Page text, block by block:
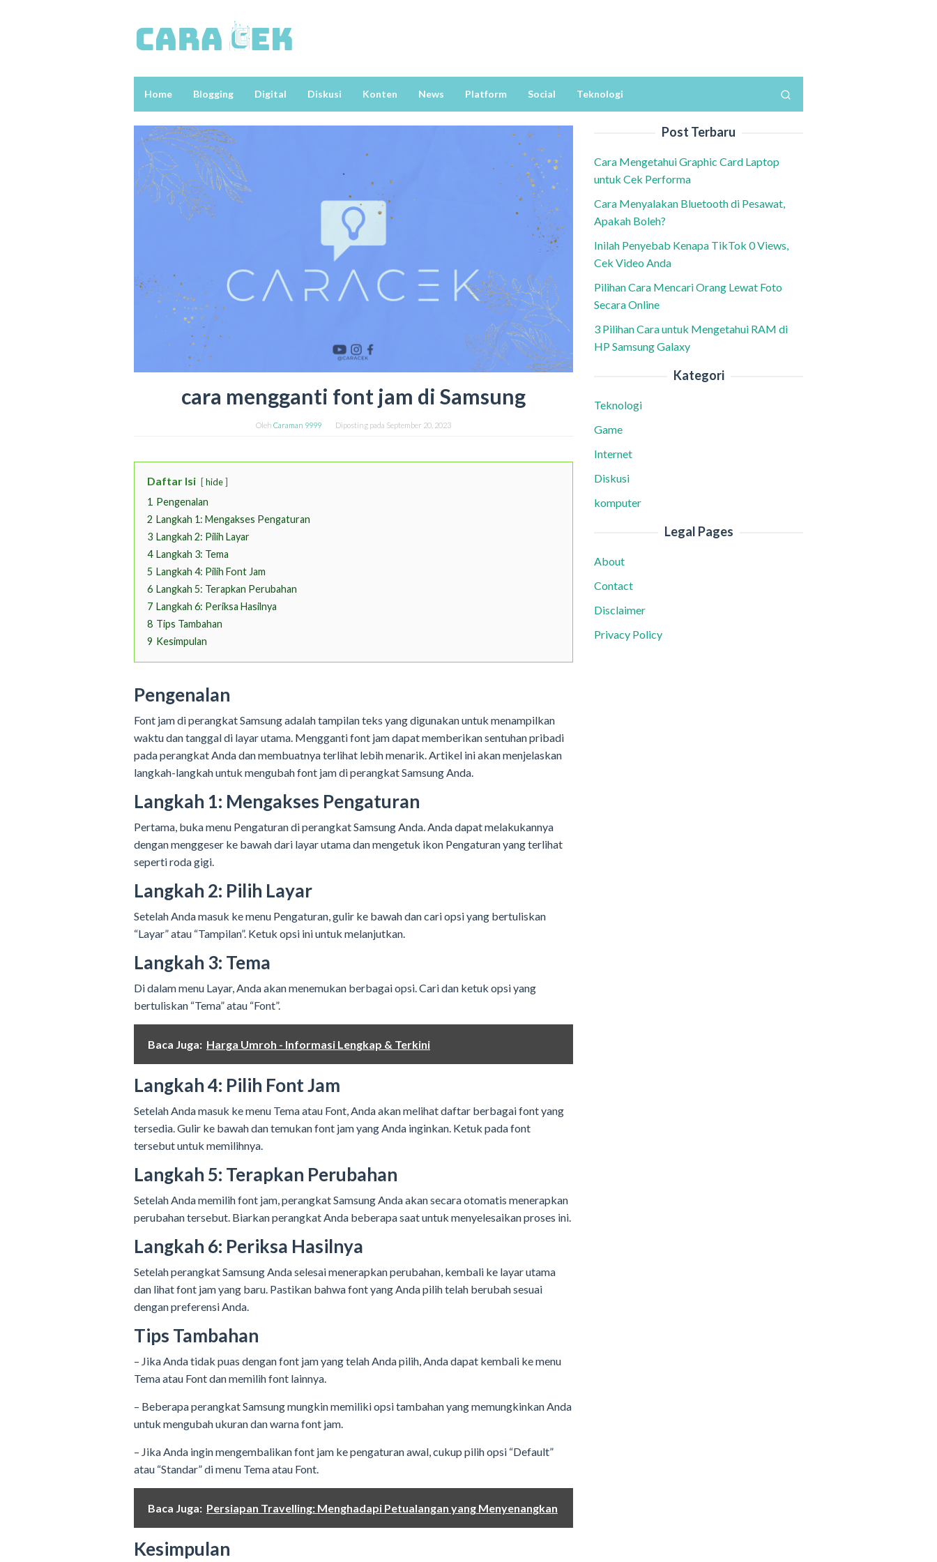
Home Blogging Digital Diskusi Konten News Platform Social Teknologi
cara mengganti font jam di Samsung
Oleh Caraman 9999 Diposting pada September 20, 2023
Daftar Isi hide
1 Pengenalan
2 Langkah 1: Mengakses Pengaturan
3 Langkah 2: Pilih Layar
4 Langkah 3: Tema
5 Langkah 4: Pilih Font Jam
6 Langkah 5: Terapkan Perubahan
7 Langkah 6: Periksa Hasilnya
8 Tips Tambahan
9 Kesimpulan
Pengenalan
Font jam di perangkat Samsung adalah tampilan teks yang digunakan untuk menampilkan
waktu dan tanggal di layar utama. Mengganti font jam dapat memberikan sentuhan pribadi
pada perangkat Anda dan membuatnya terlihat lebih menarik. Artikel ini akan menjelaskan
langkah-langkah untuk mengubah font jam di perangkat Samsung Anda.
Langkah 1: Mengakses Pengaturan
Pertama, buka menu Pengaturan di perangkat Samsung Anda. Anda dapat melakukannya
dengan menggeser ke bawah dari layar utama dan mengetuk ikon Pengaturan yang terlihat
seperti roda gigi.
Langkah 2: Pilih Layar
Setelah Anda masuk ke menu Pengaturan, gulir ke bawah dan cari opsi yang bertuliskan
“Layar” atau “Tampilan”. Ketuk opsi ini untuk melanjutkan.
Langkah 3: Tema
Di dalam menu Layar, Anda akan menemukan berbagai opsi. Cari dan ketuk opsi yang
bertuliskan “Tema” atau “Font”.
Baca Juga: Harga Umroh - Informasi Lengkap & Terkini
Langkah 4: Pilih Font Jam
Setelah Anda masuk ke menu Tema atau Font, Anda akan melihat daftar berbagai font yang
tersedia. Gulir ke bawah dan temukan font jam yang Anda inginkan. Ketuk pada font
tersebut untuk memilihnya.
Langkah 5: Terapkan Perubahan
Setelah Anda memilih font jam, perangkat Samsung Anda akan secara otomatis menerapkan
perubahan tersebut. Biarkan perangkat Anda beberapa saat untuk menyelesaikan proses ini.
Langkah 6: Periksa Hasilnya
Setelah perangkat Samsung Anda selesai menerapkan perubahan, kembali ke layar utama
dan lihat font jam yang baru. Pastikan bahwa font yang Anda pilih telah berubah sesuai
dengan preferensi Anda.
Tips Tambahan
– Jika Anda tidak puas dengan font jam yang telah Anda pilih, Anda dapat kembali ke menu
Tema atau Font dan memilih font lainnya.
– Beberapa perangkat Samsung mungkin memiliki opsi tambahan yang memungkinkan Anda
untuk mengubah ukuran dan warna font jam.
– Jika Anda ingin mengembalikan font jam ke pengaturan awal, cukup pilih opsi “Default”
atau “Standar” di menu Tema atau Font.
Baca Juga: Persiapan Travelling: Menghadapi Petualangan yang Menyenangkan
Kesimpulan
Post Terbaru
Cara Mengetahui Graphic Card Laptop
untuk Cek Performa
Cara Menyalakan Bluetooth di Pesawat,
Apakah Boleh?
Inilah Penyebab Kenapa TikTok 0 Views,
Cek Video Anda
Pilihan Cara Mencari Orang Lewat Foto
Secara Online
3 Pilihan Cara untuk Mengetahui RAM di
HP Samsung Galaxy
Kategori
Teknologi
Game
Internet
Diskusi
komputer
Legal Pages
About
Contact
Disclaimer
Privacy Policy